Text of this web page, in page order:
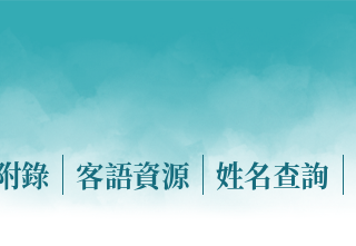
錄 客語資源 姓名查詢